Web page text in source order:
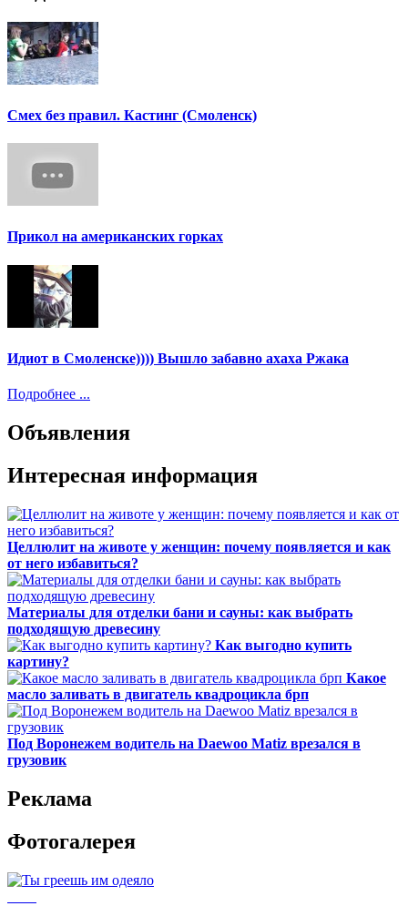
Смех без правил. Кастинг (Смоленск)
Прикол на американских горках
Идиот в Смоленске)))) Вышло забавно ахаха Ржака
Подробнее ...
Объявления
Интересная информация
Целлюлит на животе у женщин: почему появляется и как
от него избавиться?
Материалы для отделки бани и сауны: как выбрать
подходящую древесину
Как выгодно купить
картину?
Какое
масло заливать в двигатель квадроцикла брп
Под Воронежем водитель на Daewoo Matiz врезался в
грузовик
Реклама
Фотогалерея